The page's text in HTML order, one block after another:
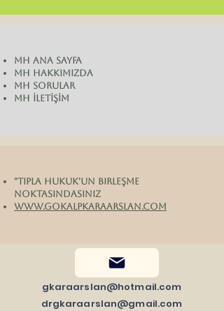
MH ANA SAYFA
MH HAKKIMIZDA
MH SORULAR
MH İLETİŞİM
"tıpla hukuk'un birleşme
noktasındasınız
www.gokalpkaraarslan.com
gkaraarslan@hotmail.com
drgkaraarslan@gmail.com